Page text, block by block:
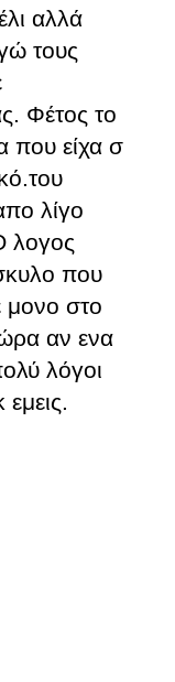
αλλά
τους
Φέτος το
που είχα σ
λίγο
λογος
που
μονο στο
αν ενα
λόγοι